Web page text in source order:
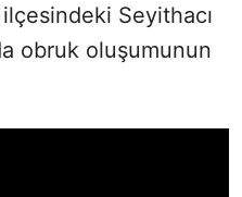
Seyithacı
obruk oluşumunun